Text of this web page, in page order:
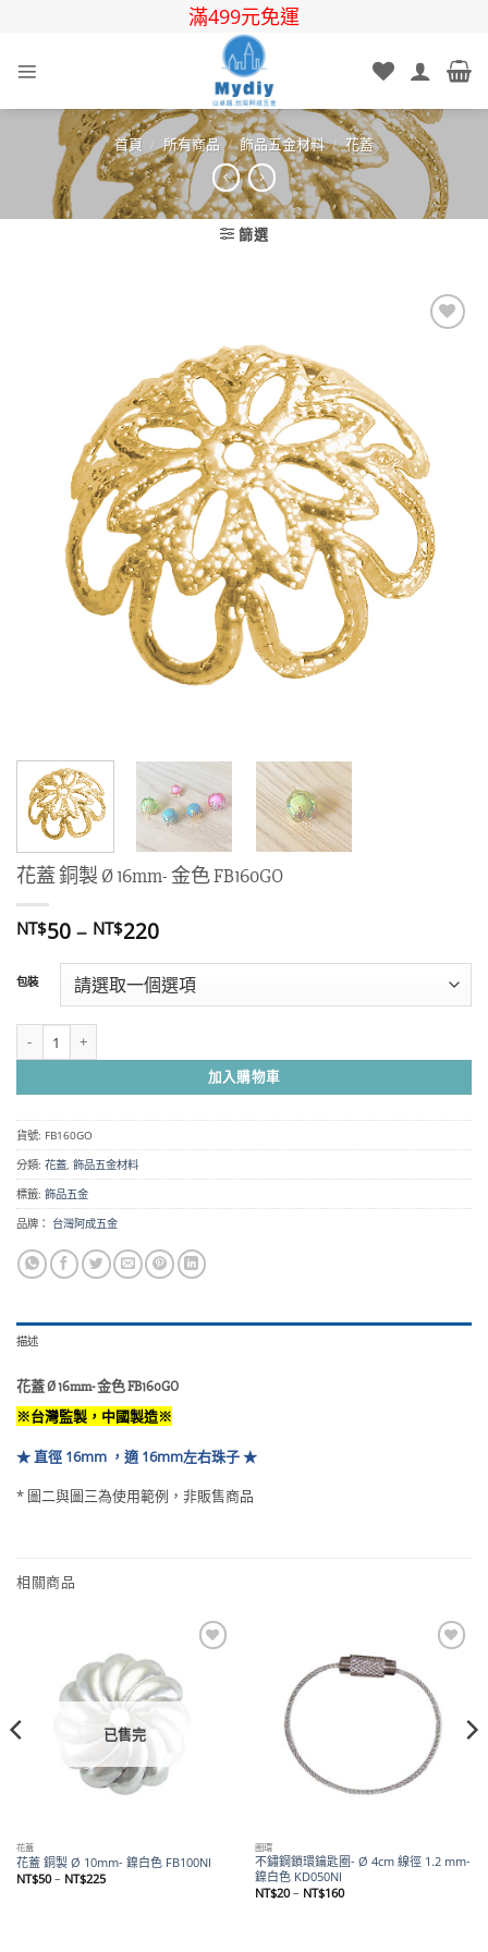
滿499元免運
首頁 / 所有商品 / 飾品五金材料 / 花蓋
篩選
花蓋 銅製 Ø 16mm- 金色 FB160GO
NT$50– NT$220價
範
圍：
NT$50
NT$220
包裝
加入購物車
貨號: FB160GO
分類: 花蓋, 飾品五金材料
標籤: 飾品五金
品牌： 台灣阿成五金
描述
花蓋 Ø 16mm- 金色 FB160GO
※台灣監製，中國製造※
★ 直徑 16mm ，適 16mm左右珠子 ★
* 圖二與圖三為使用範例，非販售商品
相關商品
已售完
花蓋
花蓋 銅製 Ø 10mm- 鎳白色 FB100NI
NT$50 – NT$225價
圈環
不鏽鋼鎖環鑰匙圈- Ø 4cm 線徑 1.2 mm-
鎳白色 KD050NI
NT$20 – NT$160價